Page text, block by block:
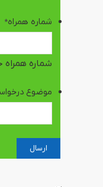
شماره همراه*
شماره همراه
موضوع